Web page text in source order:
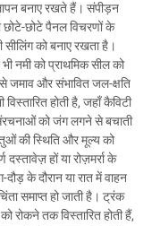
बनाए रखते हैं। संपीड़न
छोटे-छोटे पैनल विचरणों के
को बनाए रखता है।
नमी को प्राथमिक सील को
जमाव और संभावित जल-क्षति
होती है, जहाँ कैविटी
को जंग लगने से बचाती
की स्थिति और मूल्य को
हों या रोज़मर्रा के
के दौरान या रात में वाहन
समाप्त हो जाती है। ट्रंक
तक विस्तारित होती हैं,